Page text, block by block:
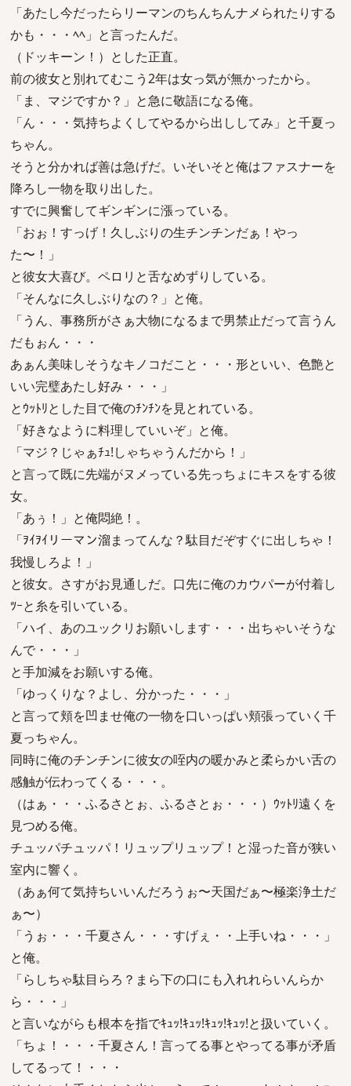
「あたし今だったらリーマンのちんちんナメられたりする
かも・・・ﾍﾍ」と言ったんだ。
（ドッキーン！）とした正直。
前の彼女と別れてむこう2年は女っ気が無かったから。
「ま、マジですか？」と急に敬語になる俺。
「ん・・・気持ちよくしてやるから出ししてみ」と千夏っ
ちゃん。
そうと分かれば善は急げだ。いそいそと俺はファスナーを
降ろし一物を取り出した。
すでに興奮してギンギンに漲っている。
「おぉ！すっげ！久しぶりの生チンチンだぁ！やっ
た〜！」
と彼女大喜び。ペロリと舌なめずりしている。
「そんなに久しぶりなの？」と俺。
「うん、事務所がさぁ大物になるまで男禁止だって言うん
だもぉん・・・
あぁん美味しそうなキノコだこと・・・形といい、色艶と
いい完璧あたし好み・・・」
とｳｯﾄﾘとした目で俺のﾁﾝﾁﾝを見とれている。
「好きなように料理していいぞ」と俺。
「マジ？じゃぁﾁｭ!しゃちゃうんだから！」
と言って既に先端がヌメっている先っちょにキスをする彼
女。
「あぅ！」と俺悶絶！。
「ｦｲｦｲリーマン溜まってんな？駄目だぞすぐに出しちゃ！
我慢しろよ！」
と彼女。さすがお見通しだ。口先に俺のカウパーが付着し
ﾂｰと糸を引いている。
「ハイ、あのユックリお願いします・・・出ちゃいそうな
んで・・・」
と手加減をお願いする俺。
「ゆっくりな？よし、分かった・・・」
と言って頬を凹ませ俺の一物を口いっぱい頬張っていく千
夏っちゃん。
同時に俺のチンチンに彼女の咥内の暖かみと柔らかい舌の
感触が伝わってくる・・・。
（はぁ・・・ふるさとぉ、ふるさとぉ・・・）ｳｯﾄﾘ遠くを
見つめる俺。
チュッパチュッパ！リュップリュップ！と湿った音が狭い
室内に響く。
（あぁ何て気持ちいいんだろうぉ〜天国だぁ〜極楽浄土だ
ぁ〜）
「うぉ・・・千夏さん・・・すげぇ・・上手いね・・・」
と俺。
「らしちゃ駄目らろ？まら下の口にも入れれらいんらか
ら・・・」
と言いながらも根本を指でｷｭｯ!ｷｭｯ!ｷｭｯ!ｷｭｯ!と扱いていく。
「ちょ！・・・千夏さん！言ってる事とやってる事が矛盾
してるって！・・・